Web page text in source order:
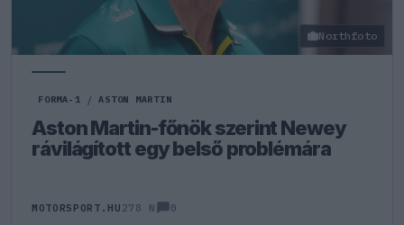
Northfoto
FORMA-1 / ASTON MARTIN
Aston Martin-főnök szerint Newey
rávilágított egy belső problémára
MOTORSPORT.HU 278 N 0